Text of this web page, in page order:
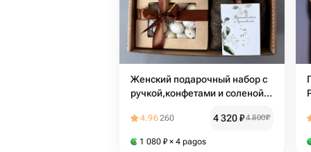
Женский подарочный набор с
ручкой,конфетами и соленой
рождения
4.96260 4 320₽4 800₽
1 080 ₽ × 4 pagos